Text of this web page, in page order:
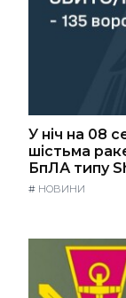
У ніч на 08
шістьма
БпЛА типу
# НОВИНИ